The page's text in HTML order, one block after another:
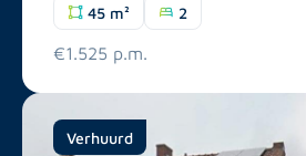
45 m² 2
€1.525 p.m.
Verhuurd